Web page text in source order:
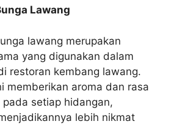
Lawang
lawang merupakan
yang digunakan dalam
restoran kembang lawang.
memberikan aroma dan rasa
pada setiap hidangan,
lebih nikmat